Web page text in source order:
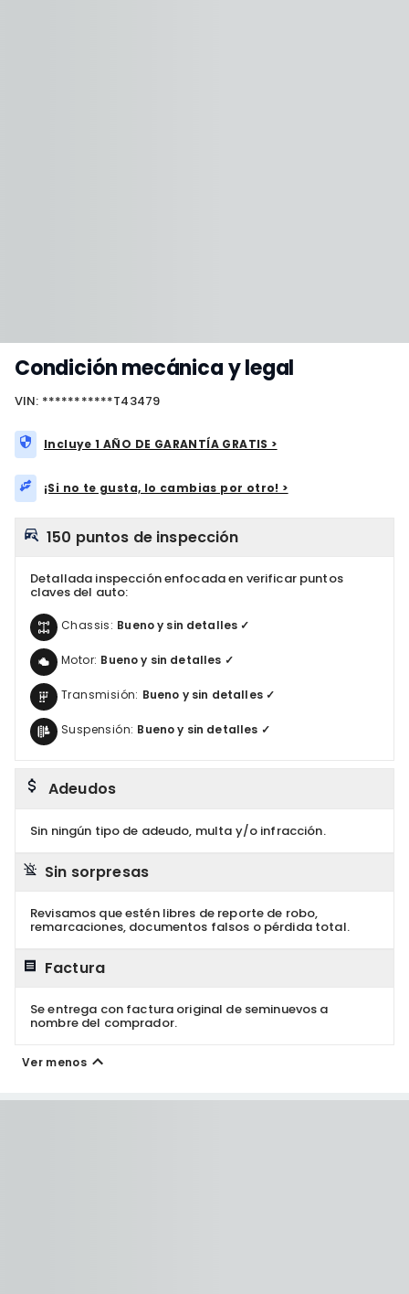
Condición mecánica y legal
VIN: ***********T43479
Incluye 1 AÑO DE GARANTÍA GRATIS >
¡Si no te gusta, lo cambias por otro! >
150 puntos de inspección
Detallada inspección enfocada en verificar puntos
claves del auto:
Chassis: Bueno y sin detalles ✓
Motor: Bueno y sin detalles ✓
Transmisión: Bueno y sin detalles ✓
Suspensión: Bueno y sin detalles ✓
Adeudos
Sin ningún tipo de adeudo, multa y/o infracción.
Sin sorpresas
Revisamos que estén libres de reporte de robo,
remarcaciones, documentos falsos o pérdida total.
Factura
Se entrega con factura original de seminuevos a
nombre del comprador.
Ver menos